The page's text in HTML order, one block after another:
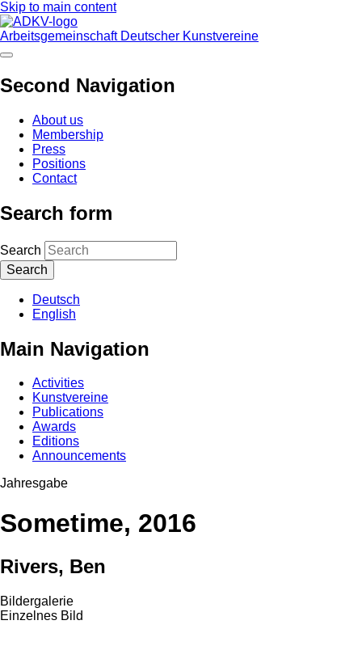
Skip to main content
Arbeitsgemeinschaft Deutscher Kunstvereine
Second Navigation
About us
Membership
Press
Positions
Contact
Search form
Search
Deutsch
English
Main Navigation
Activities
Kunstvereine
Publications
Awards
Editions
Announcements
Jahresgabe
Sometime, 2016
Rivers, Ben
Bildergalerie
Einzelnes Bild